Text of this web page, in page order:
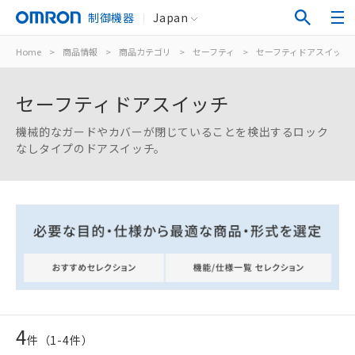
制御機器 Japan
Home > 商品情報 > 商品カテゴリ > セーフティ > セーフティドアスイッチ
セーフティドアスイッチ
機械的なガードやカバーが閉じていることを検出するロック
なしタイプのドアスイッチ。
4件（1 -4件）